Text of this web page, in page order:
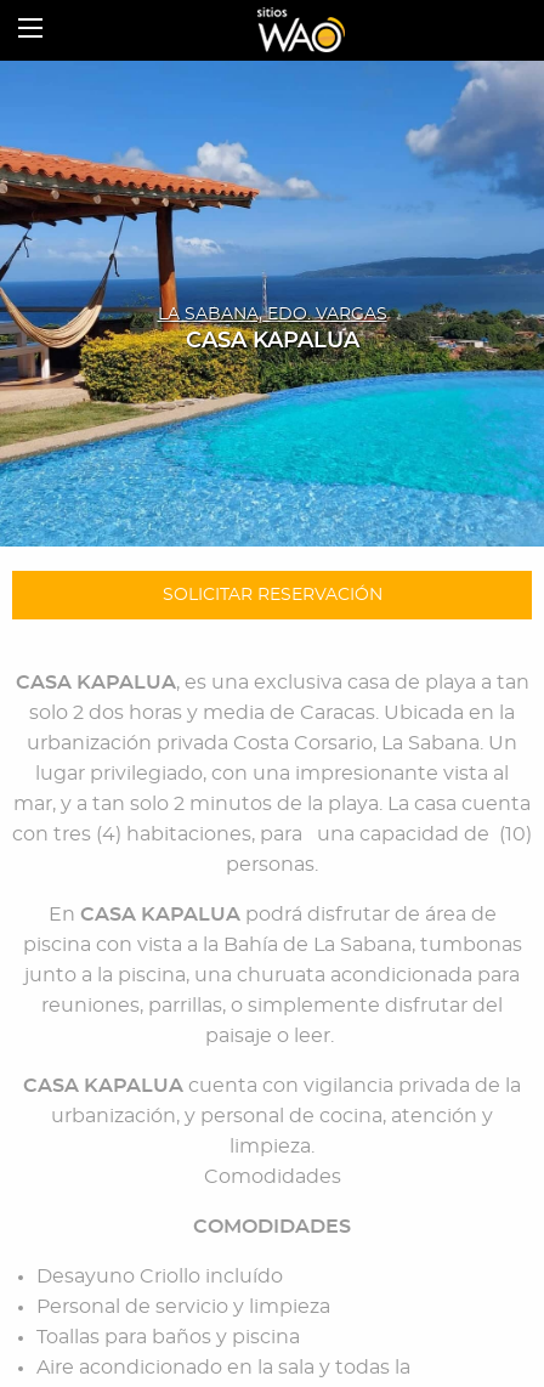
LA SABANA, EDO. VARGAS
CASA KAPALUA
SOLICITAR RESERVACIÓN
CASA KAPALUA, es una exclusiva casa de playa a tan
solo 2 dos horas y media de Caracas. Ubicada en la
urbanización privada Costa Corsario, La Sabana. Un
lugar privilegiado, con una impresionante vista al
mar, y a tan solo 2 minutos de la playa. La casa cuenta
con tres (4) habitaciones, para una capacidad de (10)
personas.
En CASA KAPALUApodrá disfrutar de área de
piscina con vista a la Bahía de La Sabana, tumbonas
junto a la piscina, una churuata acondicionada para
reuniones, parrillas, o simplemente disfrutar del
paisaje o leer.
CASA KAPALUA cuenta con vigilancia privada de la
urbanización, y personal de cocina, atención y
limpieza.
Comodidades
COMODIDADES
Desayuno Criollo incluído
Personal de servicio y limpieza
Toallas para baños y piscina
Aire acondicionado en la sala y todas la